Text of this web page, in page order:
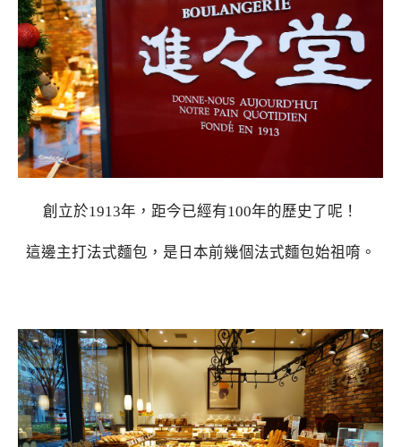
創立於1913年，距今已經有100年的歷史了呢！
這邊主打法式麵包，是日本前幾個法式麵包始祖唷。